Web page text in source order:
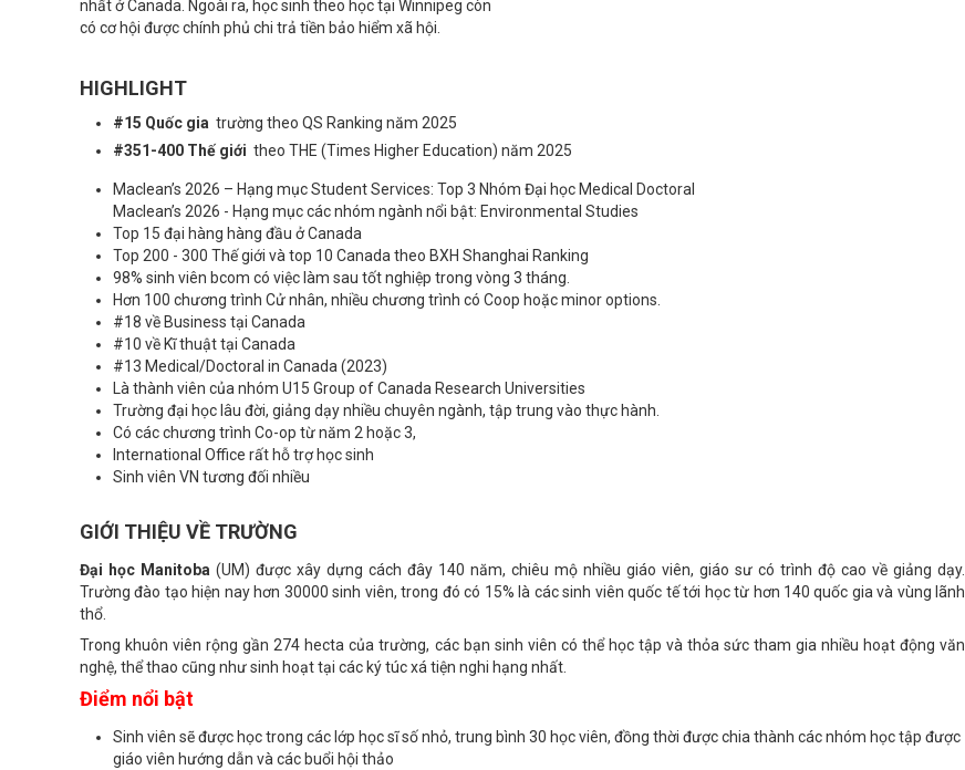
nhất ở Canada. Ngoài ra, học sinh theo học tại Winnipeg còn
có cơ hội được chính phủ chi trả tiền bảo hiểm xã hội.
HIGHLIGHT
#15 Quốc gia trường theo QS Ranking năm 2025
#351-400 Thế giới theo THE (Times Higher Education) năm 2025
Maclean’s 2026 – Hạng mục Student Services: Top 3 Nhóm Đại học Medical Doctoral
Maclean’s 2026 - Hạng mục các nhóm ngành nổi bật: Environmental Studies
Top 15 đại hàng hàng đầu ở Canada
Top 200 - 300 Thế giới và top 10 Canada theo BXH Shanghai Ranking
98% sinh viên bcom có việc làm sau tốt nghiệp trong vòng 3 tháng.
Hơn 100 chương trình Cử nhân, nhiều chương trình có Coop hoặc minor options.
#18 về Business tại Canada
#10 về Kĩ thuật tại Canada
#13 Medical/Doctoral in Canada (2023)
Là thành viên của nhóm U15 Group of Canada Research Universities
Trường đại học lâu đời, giảng dạy nhiều chuyên ngành, tập trung vào thực hành.
Có các chương trình Co-op từ năm 2 hoặc 3,
International Office rất hỗ trợ học sinh
Sinh viên VN tương đối nhiều
GIỚI THIỆU VỀ TRƯỜNG
Đại học Manitoba (UM) được xây dựng cách đây 140 năm, chiêu mộ nhiều giáo viên, giáo sư có trình độ cao về giảng dạy.
Trường đào tạo hiện nay hơn 30000 sinh viên, trong đó có 15% là các sinh viên quốc tế tới học từ hơn 140 quốc gia và vùng lãnh
thổ.
Trong khuôn viên rộng gần 274 hecta của trường, các bạn sinh viên có thể học tập và thỏa sức tham gia nhiều hoạt động văn
nghệ, thể thao cũng như sinh hoạt tại các ký túc xá tiện nghi hạng nhất.
Điểm nổi bật
Sinh viên sẽ được học trong các lớp học sĩ số nhỏ, trung bình 30 học viên, đồng thời được chia thành các nhóm học tập được
giáo viên hướng dẫn và các buổi hội thảo